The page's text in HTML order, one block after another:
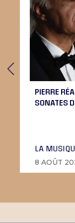
PIERRE
SONATES
LA
8 AOÛT